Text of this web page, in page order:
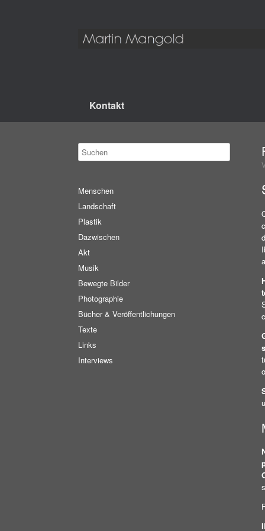
Kontakt
Menschen
Landschaft
Plastik
Dazwischen
Akt
Musik
Bewegte Bilder
Photographie
Bücher & Veröffentlichungen
Texte
Links
Interviews